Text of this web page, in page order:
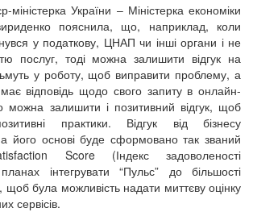
міністерка України – Міністерка економіки
пояснила, що, наприклад, коли
у податкову, ЦНАП чи інші органи і не
послуг, тоді можна залишити відгук на
у роботу, щоб виправити проблему, а
відповідь щодо свого запиту в онлайн-
можна залишити і позитивний відгук, щоб
практики. Відгук від бізнесу
його основі буде сформовано так званий
Score (Індекс задоволеності
інтегрувати “Пульс” до більшості
щоб була можливість надати миттєву оцінку
сервісів.